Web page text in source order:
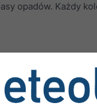
opadów. Każdy
i